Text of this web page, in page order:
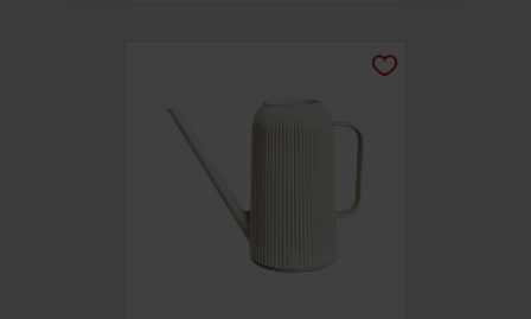
społecznościowym, reklamowym i analitycznym.
Partnerzy mogą połączyć te informacje z innymi danymi
otrzymanymi od Ciebie lub uzyskanymi podczas
korzystania z ich usług.